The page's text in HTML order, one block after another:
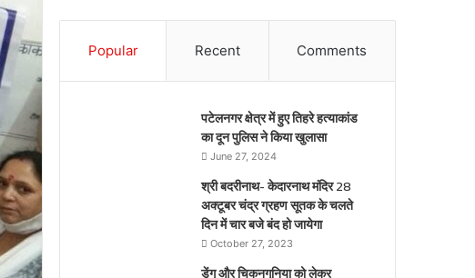
Popular Recent Comments
पटेलनगर क्षेत्र में हुए तिहरे हत्याकांड
का दून पुलिस ने किया खुलासा
June 27, 2024
श्री बदरीनाथ- केदारनाथ मंदिर 28
अक्टूबर चंद्र ग्रहण सूतक के चलते
दिन में चार बजे बंद हो जायेगा
October 27, 2023